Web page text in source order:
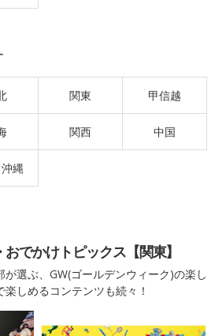
関東 甲信越
関西 中国
縄
でかけトピックス【関東】
が選ぶ、GW(ゴールデンウィーク)の楽し
しめるコンテンツも続々！